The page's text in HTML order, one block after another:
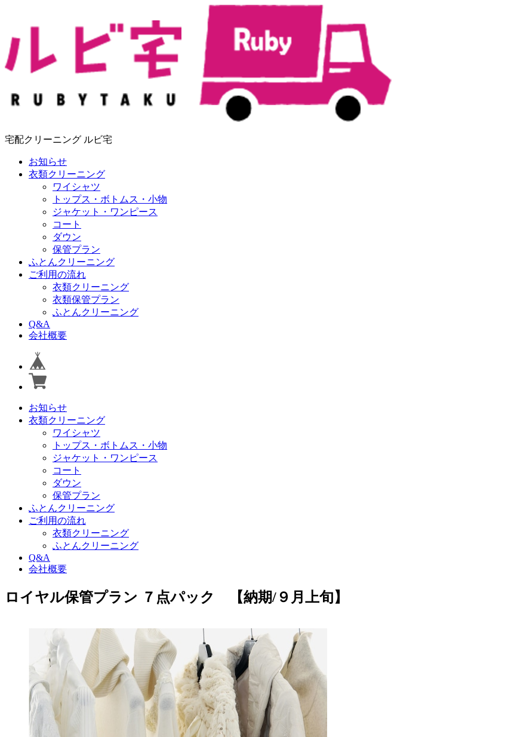
宅配クリーニング ルビ宅
お知らせ
衣類クリーニング
ワイシャツ
トップス・ボトムス・小物
ジャケット・ワンピース
コート
ダウン
保管プラン
ふとんクリーニング
ご利用の流れ
衣類クリーニング
衣類保管プラン
ふとんクリーニング
Q&A
会社概要
お知らせ
衣類クリーニング
ワイシャツ
トップス・ボトムス・小物
ジャケット・ワンピース
コート
ダウン
保管プラン
ふとんクリーニング
ご利用の流れ
衣類クリーニング
ふとんクリーニング
Q&A
会社概要
ロイヤル保管プラン ７点パック 【納期/９月上旬】